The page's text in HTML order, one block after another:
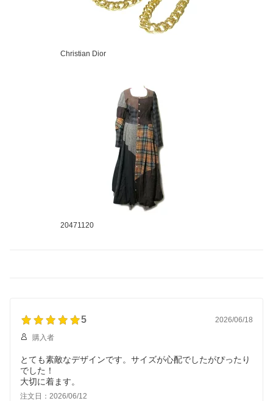
Christian Dior
20471120
5 2026/06/18
購入者
とても素敵なデザインです。サイズが心配でしたがぴったり
でした！
大切に着ます。
注文日：2026/06/12